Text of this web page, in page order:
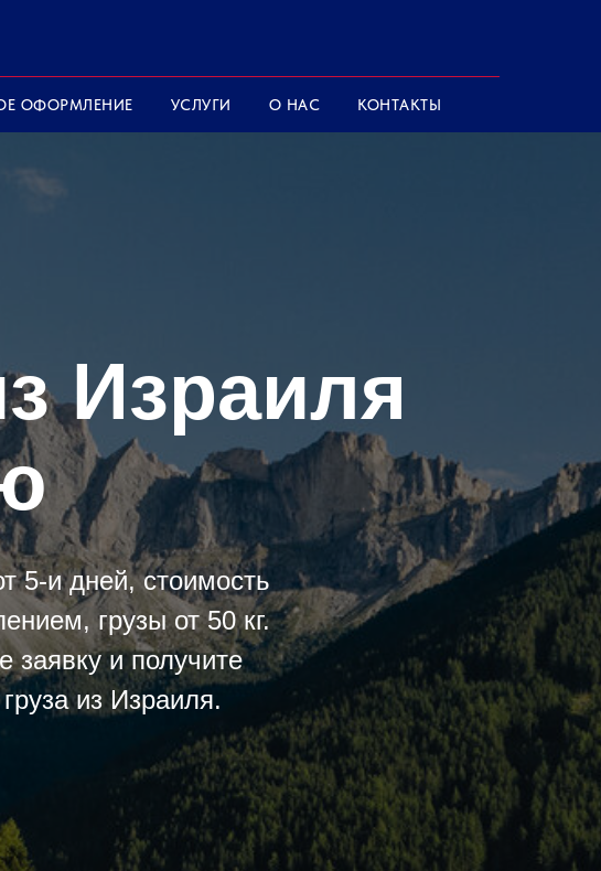
ОФОРМЛЕНИЕ УСЛУГИ О НАС КОНТАКТЫ
Израиля
5-и дней, стоимость
грузы от 50 кг.
заявку и получите
из Израиля.